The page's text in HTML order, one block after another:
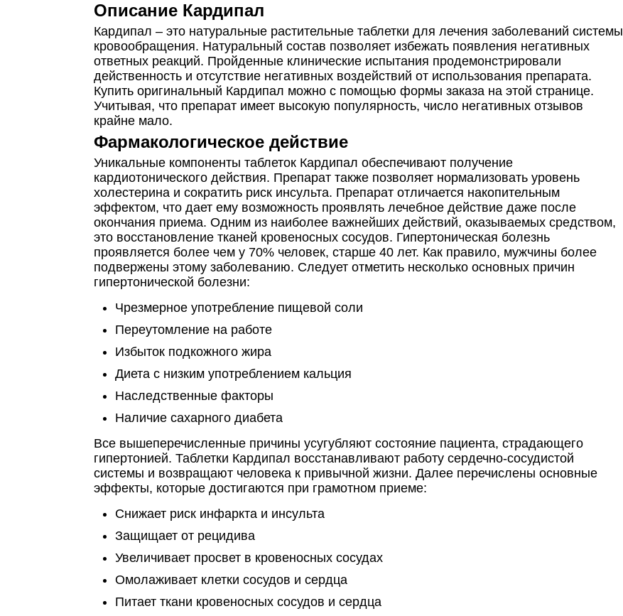
Описание Кардипал
Кардипал – это натуральные растительные таблетки для лечения заболеваний системы
кровообращения. Натуральный состав позволяет избежать появления негативных
ответных реакций. Пройденные клинические испытания продемонстрировали
действенность и отсутствие негативных воздействий от использования препарата.
Купить оригинальный Кардипал можно с помощью формы заказа на этой странице.
Учитывая, что препарат имеет высокую популярность, число негативных отзывов
крайне мало.
Фармакологическое действие
Уникальные компоненты таблеток Кардипал обеспечивают получение
кардиотонического действия. Препарат также позволяет нормализовать уровень
холестерина и сократить риск инсульта. Препарат отличается накопительным
эффектом, что дает ему возможность проявлять лечебное действие даже после
окончания приема. Одним из наиболее важнейших действий, оказываемых средством,
это восстановление тканей кровеносных сосудов. Гипертоническая болезнь
проявляется более чем у 70% человек, старше 40 лет. Как правило, мужчины более
подвержены этому заболеванию. Следует отметить несколько основных причин
гипертонической болезни:
Чрезмерное употребление пищевой соли
Переутомление на работе
Избыток подкожного жира
Диета с низким употреблением кальция
Наследственные факторы
Наличие сахарного диабета
Все вышеперечисленные причины усугубляют состояние пациента, страдающего
гипертонией. Таблетки Кардипал восстанавливают работу сердечно-сосудистой
системы и возвращают человека к привычной жизни. Далее перечислены основные
эффекты, которые достигаются при грамотном приеме:
Снижает риск инфаркта и инсульта
Защищает от рецидива
Увеличивает просвет в кровеносных сосудах
Омолаживает клетки сосудов и сердца
Питает ткани кровеносных сосудов и сердца